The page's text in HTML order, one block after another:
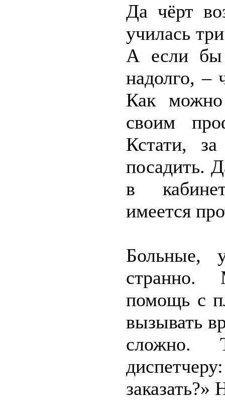
Да чёрт
училась
А если бы
надолго, –
Как можно
своим
Кстати,
посадить.
в
имеется
Больные,
странно.
помощь с
вызывать
сложно.
заказать?»